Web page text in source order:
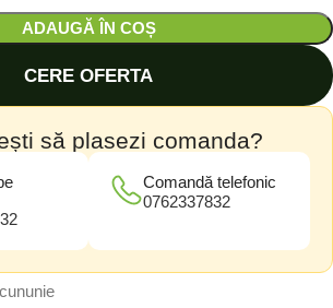
ADAUGĂ ÎN COȘ
CERE OFERTA
să plasezi comanda?
Comandă telefonic
0762337832